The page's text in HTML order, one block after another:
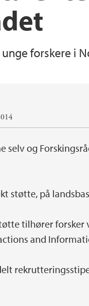
forskere i
selv og
støtte, på
tilhører
and